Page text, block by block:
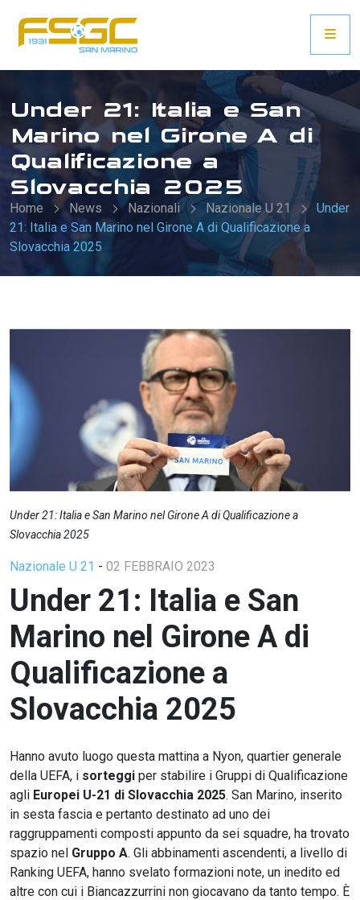
Under 21: Italia e San
Marino nel Girone A di
Qualificazione a
Slovacchia 2025
Home News Nazionali Nazionale U 21
Under
21: Italia e San Marino nel Girone A di Qualificazione a
Slovacchia 2025
Under 21: Italia e San Marino nel Girone A di Qualificazione a
Slovacchia 2025
Nazionale U 21 - 02 FEBBRAIO 2023
Under 21: Italia e San
Marino nel Girone A di
Qualificazione a
Slovacchia 2025
Hanno avuto luogo questa mattina a Nyon, quartier generale
della UEFA, i sorteggi per stabilire i Gruppi di Qualificazione
agli Europei U-21 di Slovacchia 2025. San Marino, inserito
in sesta fascia e pertanto destinato ad uno dei
raggruppamenti composti appunto da sei squadre, ha trovato
spazio nel Gruppo A. Gli abbinamenti ascendenti, a livello di
Ranking UEFA, hanno svelato formazioni note, un inedito ed
altre con cui i Biancazzurrini non giocavano da tanto tempo. È